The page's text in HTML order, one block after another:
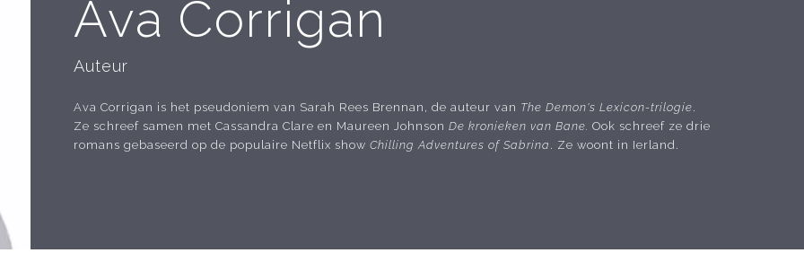
Ava Corrigan
Auteur
Ava Corrigan is het pseudoniem van Sarah Rees Brennan, de auteur van The Demon's Lexicon-trilogie.
Ze schreef samen met Cassandra Clare en Maureen Johnson De kronieken van Bane. Ook schreef ze drie
romans gebaseerd op de populaire Netflix show Chilling Adventures of Sabrina . Ze woont in Ierland.